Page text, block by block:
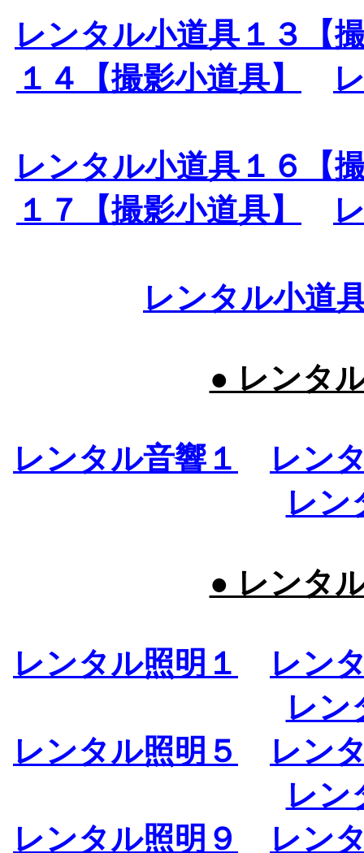
レンタル小道具１３【
１４【撮影小道具】
レンタル小道具１６【
１７【撮影小道具】
レンタル小道
● レンタ
レンタル音響１
レン
レン
● レンタ
レンタル照明１
レン
レン
レンタル照明５
レン
レン
レンタル照明９
レン